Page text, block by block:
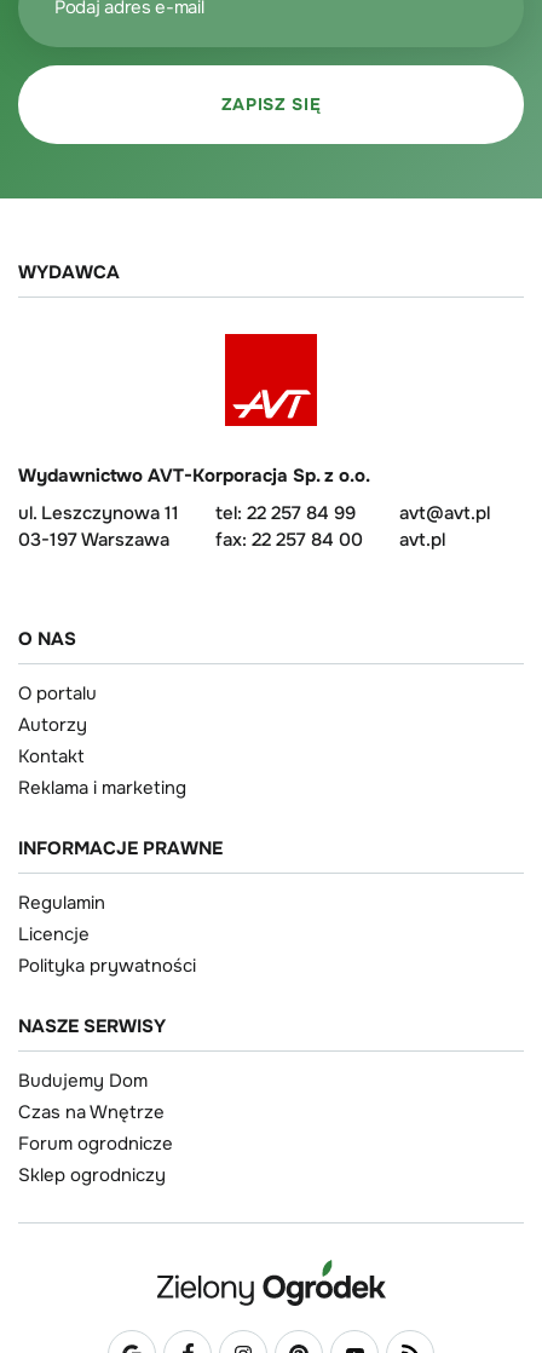
WYDAWCA
Wydawnictwo AVT-Korporacja Sp. z o.o.
ul. Leszczynowa 11
03-197 Warszawa
tel: 22 257 84 99
fax: 22 257 84 00
avt@avt.pl
avt.pl
O NAS
O portalu
Autorzy
Kontakt
Reklama i marketing
INFORMACJE PRAWNE
Regulamin
Licencje
Polityka prywatności
NASZE SERWISY
Budujemy Dom
Czas na Wnętrze
Forum ogrodnicze
Sklep ogrodniczy